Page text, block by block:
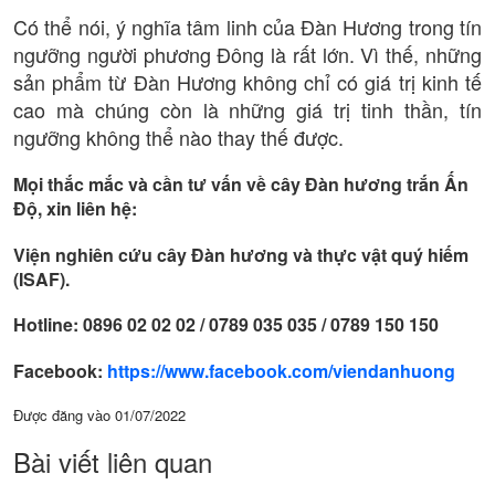
Có thể nói, ý nghĩa tâm linh của Đàn Hương trong tín
ngưỡng người phương Đông là rất lớn. Vì thế, những
sản phẩm từ Đàn Hương không chỉ có giá trị kinh tế
cao mà chúng còn là những giá trị tinh thần, tín
ngưỡng không thể nào thay thế được.
Mọi thắc mắc và cần tư vấn về cây Đàn hương trắn Ấn
Độ, xin liên hệ:
Viện nghiên cứu cây Đàn hương và thực vật quý hiếm
(ISAF).
Hotline: 0896 02 02 02 / 0789 035 035 / 0789 150 150
Facebook: https://www.facebook.com/viendanhuong
Được đăng vào 01/07/2022
Bài viết liên quan